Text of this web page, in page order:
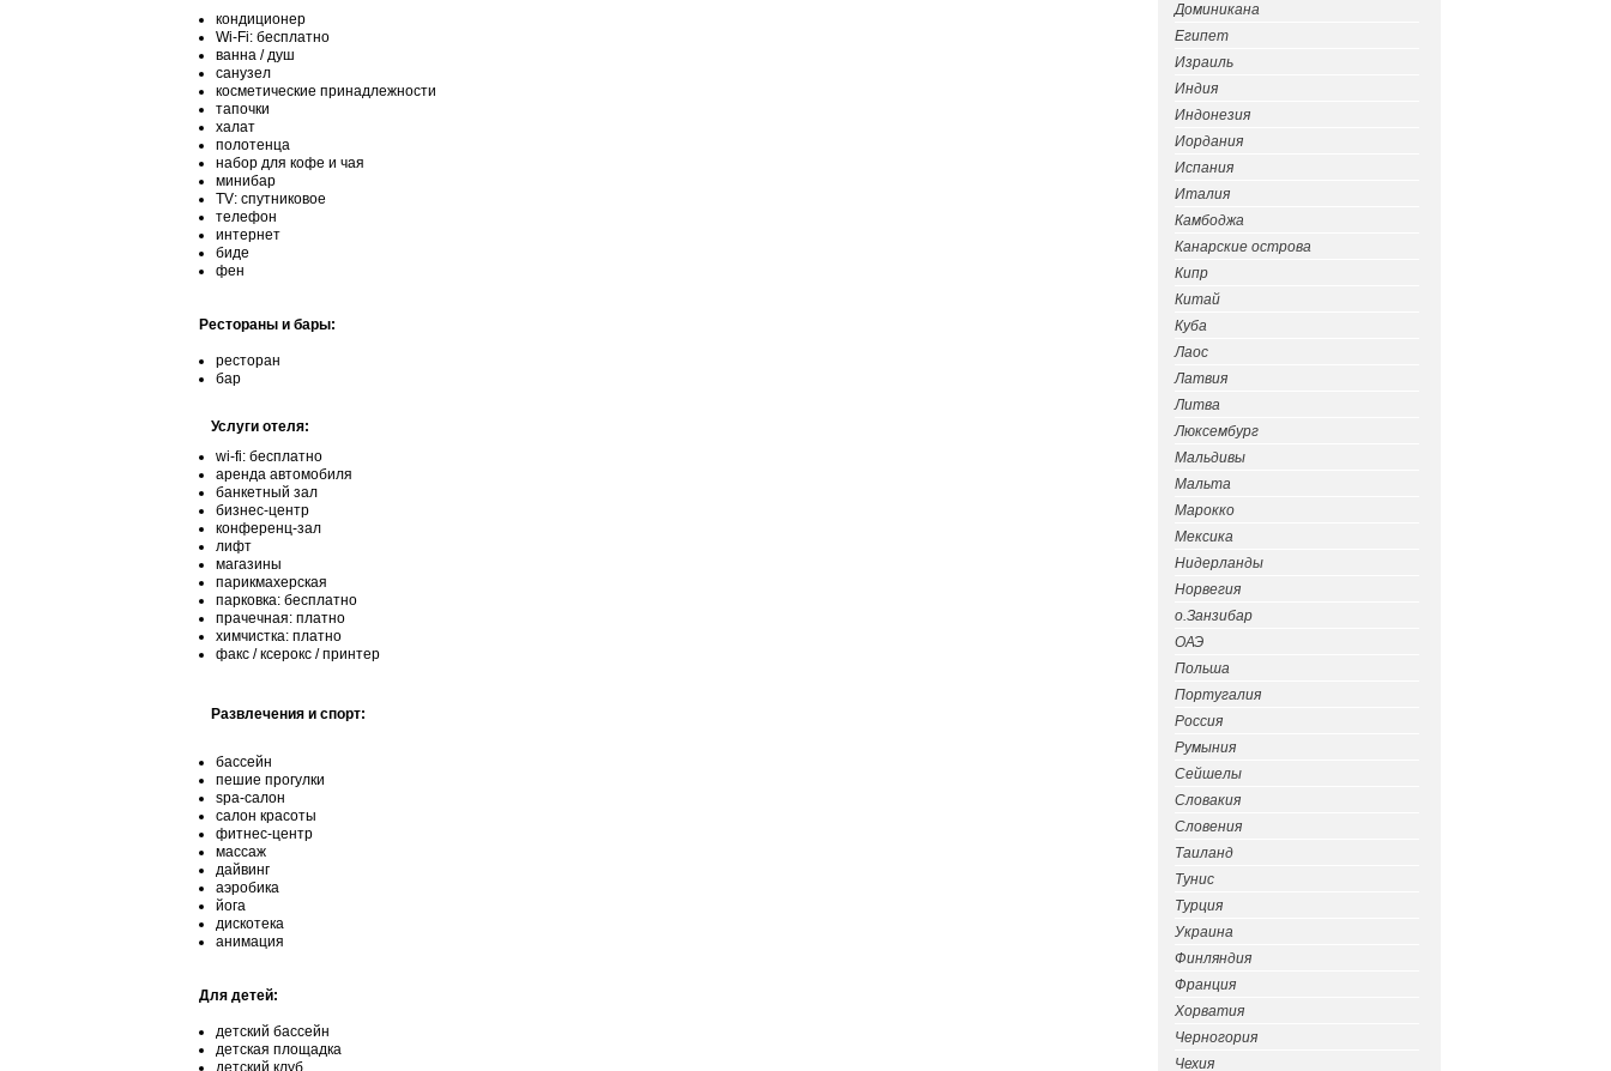
кондиционер
Wi-Fi: бесплатно
ванна / душ
санузел
косметические принадлежности
тапочки
халат
полотенца
набор для кофе и чая
минибар
TV: спутниковое
телефон
интернет
биде
фен
Рестораны и бары:
ресторан
бар
Услуги отеля:
wi-fi: бесплатно
аренда автомобиля
банкетный зал
бизнес-центр
конференц-зал
лифт
магазины
парикмахерская
парковка: бесплатно
прачечная: платно
химчистка: платно
факс / ксерокс / принтер
Развлечения и спорт:
бассейн
пешие прогулки
spa-салон
салон красоты
фитнес-центр
массаж
дайвинг
аэробика
йога
дискотека
анимация
Для детей:
детский бассейн
детская площадка
детский клуб
Доминикана
Египет
Израиль
Индия
Индонезия
Иордания
Испания
Италия
Камбоджа
Канарские острова
Кипр
Китай
Куба
Лаос
Латвия
Литва
Люксембург
Мальдивы
Мальта
Марокко
Мексика
Нидерланды
Норвегия
о.Занзибар
ОАЭ
Польша
Португалия
Россия
Румыния
Сейшелы
Словакия
Словения
Таиланд
Тунис
Турция
Украина
Финляндия
Франция
Хорватия
Черногория
Чехия